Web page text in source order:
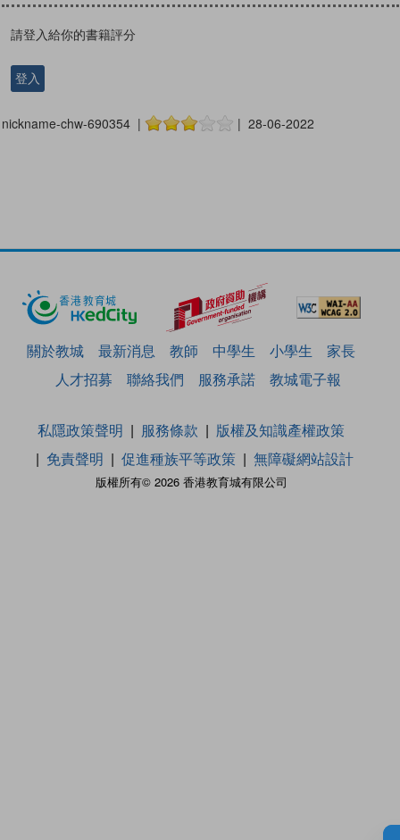
請登入給你的書籍評分
登入
nickname-chw-690354 | | 28-06-2022
關於教城 最新消息 教師 中學生 小學生
家長
人才招募
聯絡我們 服務承諾 教城電子報
版權所有© 2026 香港教育城有限公司
私隱政策聲明 服務條款
版權及知識產權政策
免責聲明
促進種族平等政策 無障礙網站設計